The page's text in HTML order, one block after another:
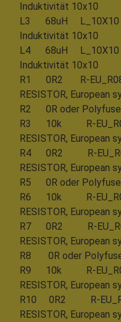
Induktivität 10x10
L3 68uH
Induktivität 10x10
L4 68uH
Induktivität 10x10
R1 0R2 R-
RESISTOR, European
R2 0R oder
R3 10k R-
RESISTOR, European
R4 0R2 R-
RESISTOR, European
R5 0R oder
R6 10k R-
RESISTOR, European
R7 0R2 R-
RESISTOR, European
R8 0R oder
R9 10k R-
RESISTOR, European
R10 0R2 R-
RESISTOR, European